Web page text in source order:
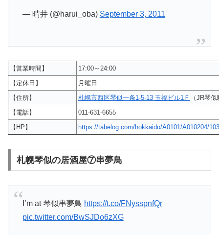
— 晴井 (@harui_oba) September 3, 2011
【営業時間】
17:00～24:00
【定休日】
月曜日
【住所】
札幌市西区琴似一条1-5-13 玉福ビル1Ｆ
（JR琴
【電話】
011-631-6655
【HP】
https://tabelog.com/hokkaido/A0101/A010204/
札幌琴似の居酒屋⑦串夢鳥
I’m at 琴似串夢鳥 https://t.co/FNysspnfQr
pic.twitter.com/BwSJDo6zXG